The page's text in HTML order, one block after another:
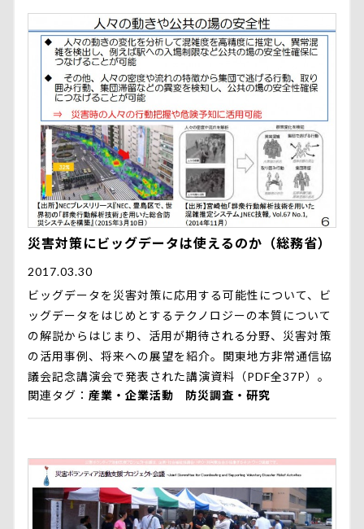
災害対策にビッグデータは使えるのか（総務省）
2017.03.30
ビッグデータを災害対策に応用する可能性について、ビ
ッグデータをはじめとするテクノロジーの本質について
の解説からはじまり、活用が期待される分野、災害対策
の活用事例、将来への展望を紹介。関東地方非常通信協
議会記念講演会で発表された講演資料（PDF全37P）。
関連タグ
産業・企業活動 防災調査・研究